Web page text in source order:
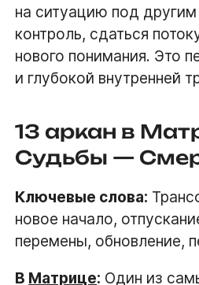
на ситуацию под другим
контроль, сдаться
нового понимания. Это
и глубокой внутренней
13 аркан в
Судьбы —
Ключевые слова:
новое начало,
перемены, обновление,
В Матрице: Один из